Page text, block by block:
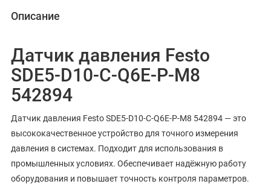
Описание
Датчик давления Festo
SDE5-D10-C-Q6E-P-M8
542894
Датчик давления Festo SDE5-D10-C-Q6E-P-M8 542894 — это
высококачественное устройство для точного измерения
давления в системах. Подходит для использования в
промышленных условиях. Обеспечивает надёжную работу
оборудования и повышает точность контроля параметров.